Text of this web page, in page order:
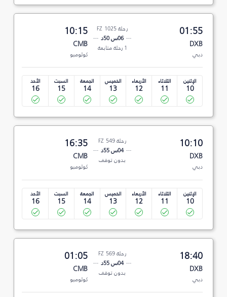
01:55
DXB
دبي
رحلة FZ 1025
06س 50د
1 رحلة متابعة
10:15
CMB
كولومبو
الإثنين
10
الثلاثاء
11
الأربعاء
12
الخميس
13
الجمعة
14
السبت
15
الأحد
16
10:10
DXB
دبي
رحلة FZ 549
04س 55د
بدون توقف
16:35
CMB
كولومبو
الإثنين
10
الثلاثاء
11
الأربعاء
12
الخميس
13
الجمعة
14
السبت
15
الأحد
16
18:40
DXB
دبي
رحلة FZ 569
04س 55د
بدون توقف
01:05
CMB
كولومبو